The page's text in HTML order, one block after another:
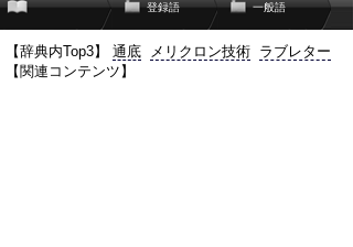
登録語 一般語
【辞典内Top3】 通底 メリクロン技術 ラブレター
【関連コンテンツ】